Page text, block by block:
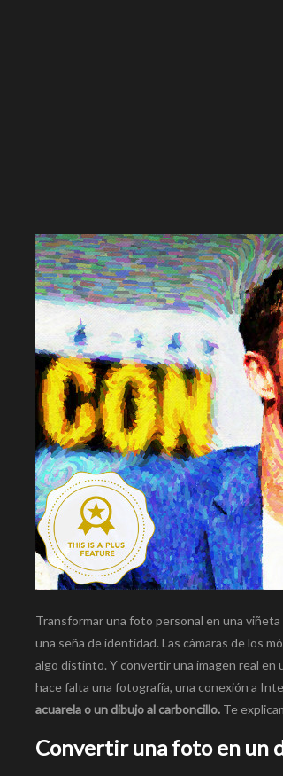
Transformar una foto personal en una
una seña de identidad. Las cámaras de los
algo distinto. Y convertir una imagen real
hace falta una fotografía, una conexión a
acuarela o un dibujo al carboncillo. Te
Convertir una foto en un